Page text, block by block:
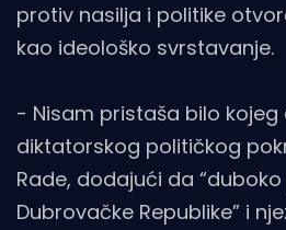
protiv nasilja i politike
kao ideološko svrstavanje.
- Nisam pristaša bilo
diktatorskog političkog
Rade, dodajući da
Dubrovačke Republike” i